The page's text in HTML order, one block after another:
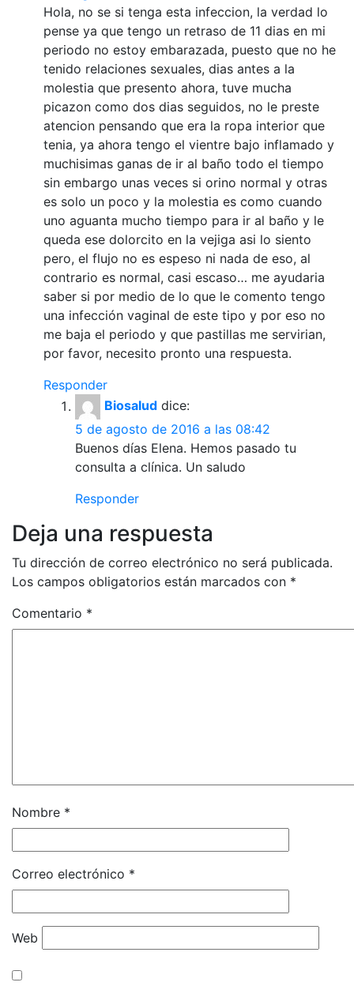
Hola, no se si tenga esta infeccion, la verdad lo
pense ya que tengo un retraso de 11 dias en mi
periodo no estoy embarazada, puesto que no he
tenido relaciones sexuales, dias antes a la
molestia que presento ahora, tuve mucha
picazon como dos dias seguidos, no le preste
atencion pensando que era la ropa interior que
tenia, ya ahora tengo el vientre bajo inflamado y
muchisimas ganas de ir al baño todo el tiempo
sin embargo unas veces si orino normal y otras
es solo un poco y la molestia es como cuando
uno aguanta mucho tiempo para ir al baño y le
queda ese dolorcito en la vejiga asi lo siento
pero, el flujo no es espeso ni nada de eso, al
contrario es normal, casi escaso… me ayudaria
saber si por medio de lo que le comento tengo
una infección vaginal de este tipo y por eso no
me baja el periodo y que pastillas me servirian,
por favor, necesito pronto una respuesta.
Responder
Biosalud dice:
5 de agosto de 2016 a las 08:42
Buenos días Elena. Hemos pasado tu
consulta a clínica. Un saludo
Responder
Deja una respuesta
Tu dirección de correo electrónico no será publicada.
Los campos obligatorios están marcados con *
Comentario *
Nombre *
Correo electrónico *
Web